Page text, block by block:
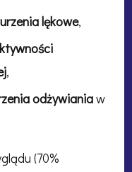
lękowe,
,
odżywianiaw
(70%